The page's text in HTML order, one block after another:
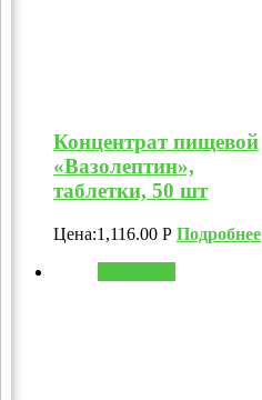
Концентрат пищевой
«Вазолептин»,
таблетки, 50 шт
Цена:1,116.00 Р Подробнее